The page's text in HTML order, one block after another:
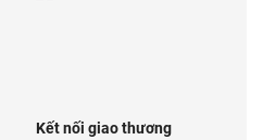
Kết nối giao thương